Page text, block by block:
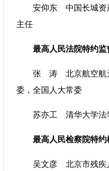
安仰东 中国长城资产
主任
最高人民法院特约监
张 涛 北京航空航天
委，全国人大常委
苏亦工 清华大学法
最高人民检察院特约
吴文彦 北京市残疾人